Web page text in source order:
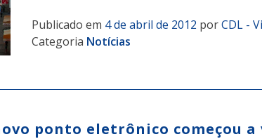
Publicado em 4 de abril de 2012 porCDL -
Categoria Notícias
ponto eletrônico começou a